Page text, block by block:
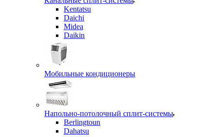
Kentatsu
Daichi
Midea
Daikin
Мобильные кондиционеры
Напольно-потолочный сплит-системы
Berlingtoun
Dahatsu